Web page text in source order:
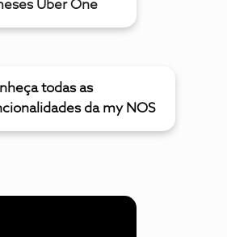
Uber One
todas as
da my NOS